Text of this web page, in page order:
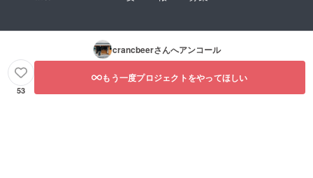
crancbeerさんへアンコール
53
もう一度プロジェクトをやってほしい